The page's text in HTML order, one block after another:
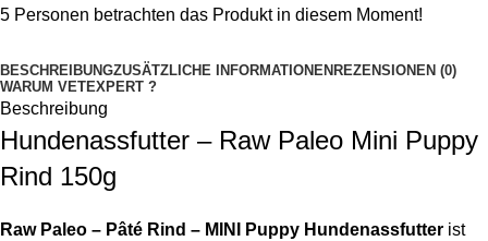
5 Personen betrachten das Produkt in diesem Moment!
BESCHREIBUNGZUSÄTZLICHE INFORMATIONEN REZENSIONEN (0)
WARUM VETEXPERT ?
Beschreibung
Hundenassfutter – Raw Paleo Mini Puppy
Rind 150g
Raw Paleo – Pâté Rind – MINI Puppy Hundenassfutter ist